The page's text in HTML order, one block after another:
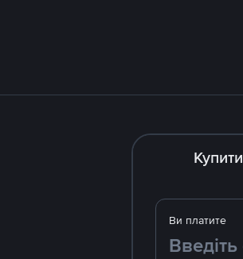
Купити
Ви платите